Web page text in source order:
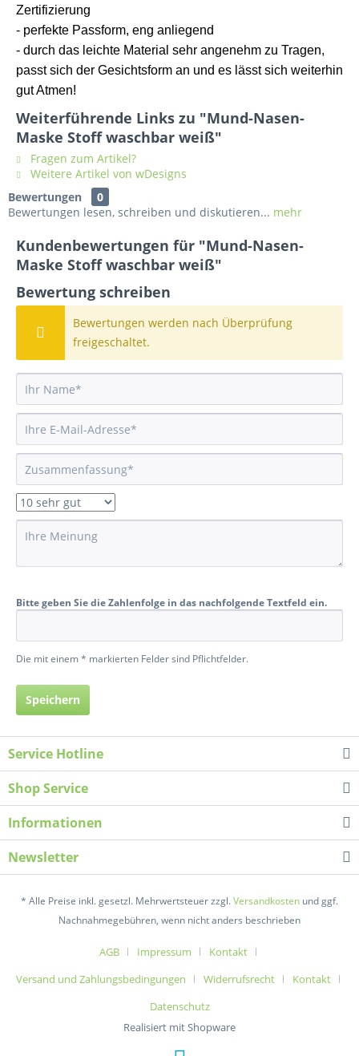
Zertifizierung
- perfekte Passform, eng anliegend
- durch das leichte Material sehr angenehm zu Tragen,
passt sich der Gesichtsform an und es lässt sich weiterhin
gut Atmen!
Weiterführende Links zu "Mund-Nasen-
Maske Stoff waschbar weiß"
Fragen zum Artikel?
Weitere Artikel von wDesigns
Bewertungen
0
Bewertungen lesen, schreiben und diskutieren... mehr
Kundenbewertungen für "Mund-Nasen-
Maske Stoff waschbar weiß"
Bewertung schreiben
Bewertungen werden nach Überprüfung
freigeschaltet.
Bitte geben Sie die Zahlenfolge in das nachfolgende Textfeld ein.
Die mit einem * markierten Felder sind Pflichtfelder.
Speichern
Service Hotline
Shop Service
Informationen
Newsletter
* Alle Preise inkl. gesetzl. Mehrwertsteuer zzgl.Versandkosten und ggf.
Nachnahmegebühren, wenn nicht anders beschrieben
AGB Impressum
Kontakt
Versand und Zahlungsbedingungen
Widerrufsrecht
Kontakt
Datenschutz
Realisiert mit Shopware